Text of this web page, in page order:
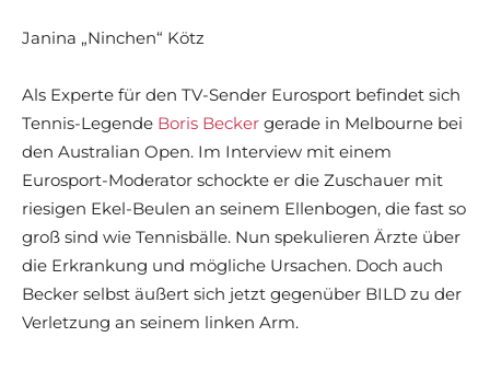
Janina „Ninchen“ Kötz
Als Experte für den TV-Sender Eurosport befindet sich
Tennis-Legende Boris Becker gerade in Melbourne bei
den Australian Open. Im Interview mit einem
Eurosport-Moderator schockte er die Zuschauer mit
riesigen Ekel-Beulen an seinem Ellenbogen, die fast so
groß sind wie Tennisbälle. Nun spekulieren Ärzte über
die Erkrankung und mögliche Ursachen. Doch auch
Becker selbst äußert sich jetzt gegenüber BILD zu der
Verletzung an seinem linken Arm.